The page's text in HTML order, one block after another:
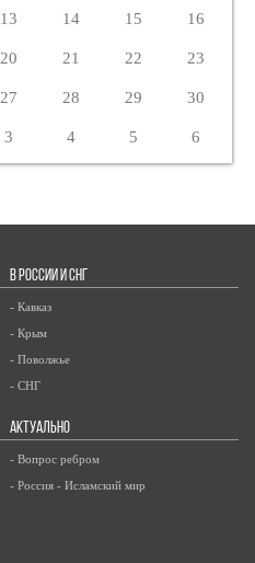
13 14 15 16
20 21 22 23
27 28 29 30
3 4 5 6
В РОССИИ И СНГ
- Кавказ
- Крым
- Поволжье
- СНГ
АКТУАЛЬНО
- Вопрос ребром
- Россия - Исламский мир